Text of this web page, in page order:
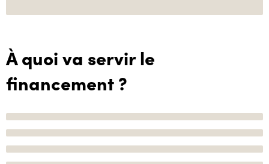
À quoi va servir le
financement ?